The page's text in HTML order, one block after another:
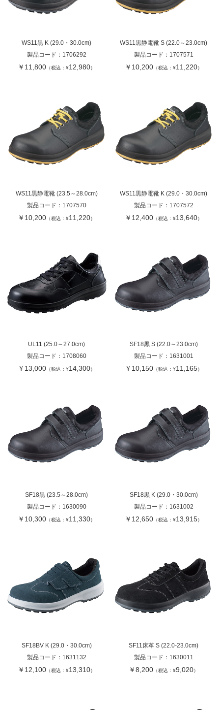
WS11黒 K (29.0・30.0cm)
製品コード： 1706292
￥11,800 （税込：¥12,980）
WS11黒静電靴 S (22.0～23.0cm)
製品コード： 1707571
￥10,200 （税込：¥11,220）
WS11黒静電靴 (23.5～28.0cm)
製品コード： 1707570
￥10,200 （税込：¥11,220）
WS11黒静電靴 K (29.0・30.0cm)
製品コード： 1707572
￥12,400 （税込：¥13,640）
UL11 (25.0～27.0cm)
製品コード： 1708060
￥13,000 （税込：¥14,300）
SF18黒 S (22.0～23.0cm)
製品コード： 1631001
￥10,150 （税込：¥11,165）
SF18黒 (23.5～28.0cm)
製品コード： 1630090
￥10,300 （税込：¥11,330）
SF18黒 K (29.0・30.0cm)
製品コード： 1631002
￥12,650 （税込：¥13,915）
SF18BV K (29.0・30.0cm)
製品コード： 1631132
￥12,100 （税込：¥13,310）
SF11床革 S (22.0-23.0cm)
製品コード： 1630011
￥8,200 （税込：¥9,020）